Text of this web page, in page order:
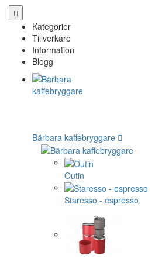
Kategorier
Tillverkare
Information
Blogg
Bärbara kaffebryggare
Outin
Staresso - espresso